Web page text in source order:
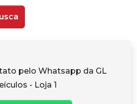
pelo Whatsapp da GL
- Loja 1